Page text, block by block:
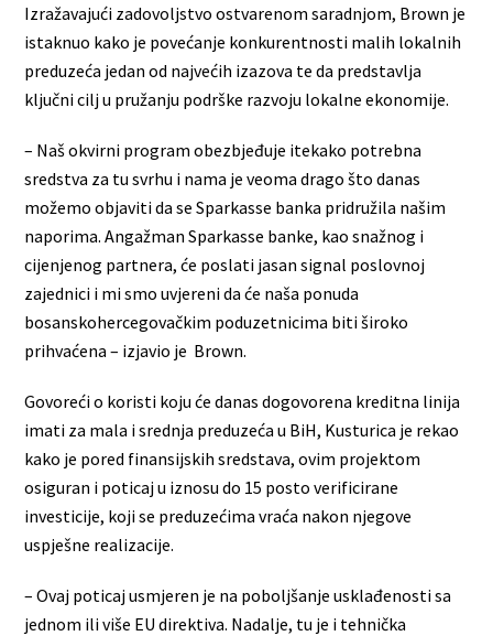
Izražavajući zadovoljstvo ostvarenom saradnjom, Brown je
istaknuo kako je povećanje konkurentnosti malih lokalnih
preduzeća jedan od najvećih izazova te da predstavlja
ključni cilj u pružanju podrške razvoju lokalne ekonomije.
– Naš okvirni program obezbjeđuje itekako potrebna
sredstva za tu svrhu i nama je veoma drago što danas
možemo objaviti da se Sparkasse banka pridružila našim
naporima. Angažman Sparkasse banke, kao snažnog i
cijenjenog partnera, će poslati jasan signal poslovnoj
zajednici i mi smo uvjereni da će naša ponuda
bosanskohercegovačkim poduzetnicima biti široko
prihvaćena – izjavio je Brown.
Govoreći o koristi koju će danas dogovorena kreditna linija
imati za mala i srednja preduzeća u BiH, Kusturica je rekao
kako je pored finansijskih sredstava, ovim projektom
osiguran i poticaj u iznosu do 15 posto verificirane
investicije, koji se preduzećima vraća nakon njegove
uspješne realizacije.
– Ovaj poticaj usmjeren je na poboljšanje usklađenosti sa
jednom ili više EU direktiva. Nadalje, tu je i tehnička